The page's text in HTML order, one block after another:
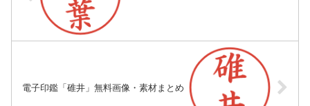
電子印鑑「碓井」無料画像・素材まとめ